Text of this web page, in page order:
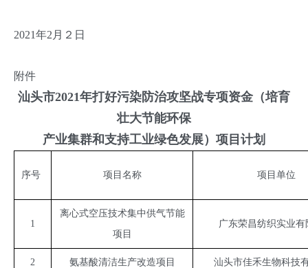
2021年2月２日
附件
汕头市2021年打好污染防治攻坚战专项资金（培育
壮大节能环保
产业集群和支持工业绿色发展）项目计划
序号 项目名称 项目单位
1
离心式空压技术集中供气节能
项目
广东荣昌纺织实业有
2 氨基酸清洁生产改造项目 汕头市佳禾生物科技